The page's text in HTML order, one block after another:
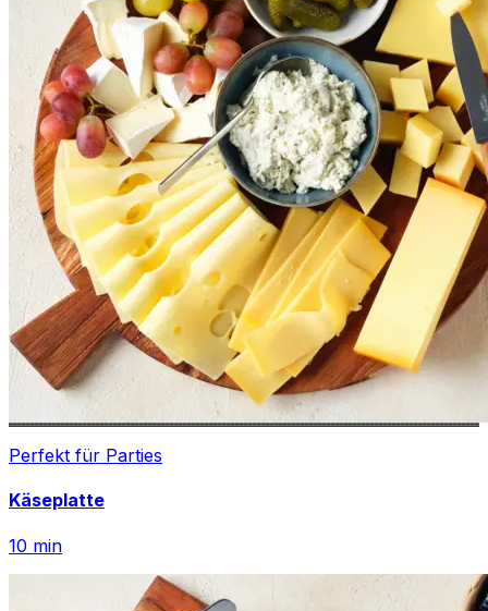
Perfekt für Parties
Käseplatte
10 min